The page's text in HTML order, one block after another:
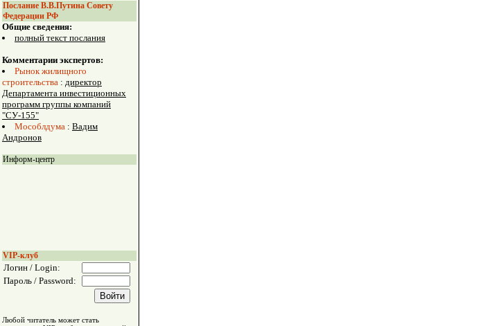
Послание В.В.Путина Совету
Федерации РФ
Общие сведения:
полный текст послания
Комментарии экспертов:
Рынок жилищного
строительства : директор
Департамента инвестиционных
программ группы компаний
"СУ-155"
Мособлдума : Вадим
Андронов
Информ-центр
VIP-клуб
Логин / Login:
Пароль / Password:
Любой читатель может стать